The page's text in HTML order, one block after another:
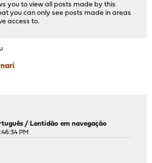
you to view all posts made by this
you can only see posts made in areas
access to.
/ Lentidão em navegação
PM